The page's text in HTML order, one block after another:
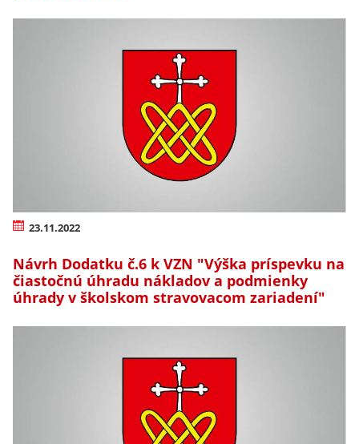
23.11.2022
Návrh Dodatku č.6 k VZN "Výška príspevku na
čiastočnú úhradu nákladov a podmienky
úhrady v školskom stravovacom zariadení"